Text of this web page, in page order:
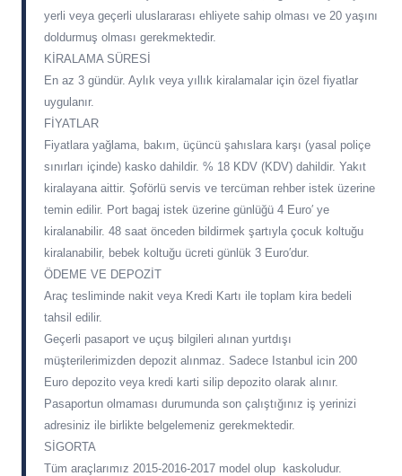
yerli veya geçerli uluslararası ehliyete sahip olması ve 20 yaşını
doldurmuş olması gerekmektedir.
KİRALAMA SÜRESİ
En az 3 gündür. Aylık veya yıllık kiralamalar için özel fiyatlar
uygulanır.
FİYATLAR
Fiyatlara yağlama, bakım, üçüncü şahıslara karşı (yasal poliçe
sınırları içinde) kasko dahildir. % 18 KDV (KDV) dahildir. Yakıt
kiralayana aittir. Şoförlü servis ve tercüman rehber istek üzerine
temin edilir. Port bagaj istek üzerine günlüğü 4 Euro′ ye
kiralanabilir. 48 saat önceden bildirmek şartıyla çocuk koltuğu
kiralanabilir, bebek koltuğu ücreti günlük 3 Euro′dur.
ÖDEME VE DEPOZİT
Araç tesliminde nakit veya Kredi Kartı ile toplam kira bedeli
tahsil edilir.
Geçerli pasaport ve uçuş bilgileri alınan yurtdışı
müşterilerimizden depozit alınmaz. Sadece Istanbul icin 200
Euro depozito veya kredi karti silip depozito olarak alınır.
Pasaportun olmaması durumunda son çalıştığınız iş yerinizi
adresiniz ile birlikte belgelemeniz gerekmektedir.
SİGORTA
Tüm araçlarımız 2015-2016-2017 model olup kaskoludur.